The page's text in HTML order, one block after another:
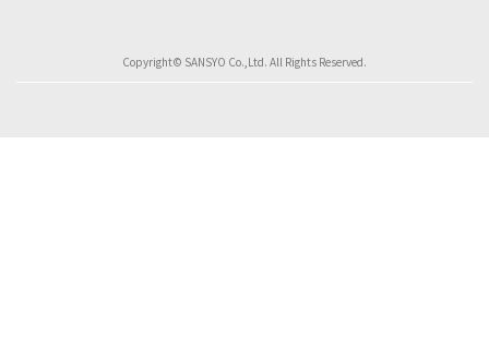
Copyright© SANSYO Co.,Ltd. All Rights Reserved.